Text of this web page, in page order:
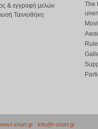
& εγγραφή μελών
Ταινιοθήκη
The
short.gr : info@t-short.gr